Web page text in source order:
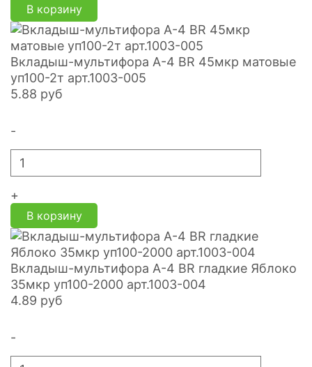
В корзину
Вкладыш-мультифора A-4 BR 45мкр матовые
уп100-2т арт.1003-005
5.88 руб
-
+
В корзину
Вкладыш-мультифора A-4 BR гладкие Яблоко
35мкр уп100-2000 арт.1003-004
4.89 руб
-